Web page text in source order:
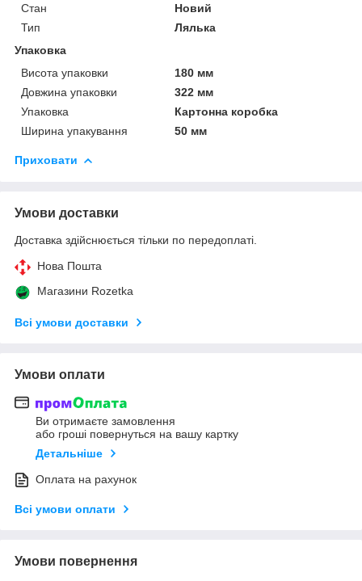
Стан
Новий
Тип
Лялька
Упаковка
Висота упаковки
180 мм
Довжина упаковки
322 мм
Упаковка
Картонна коробка
Ширина упакування
50 мм
Приховати
Умови доставки
Доставка здійснюється тільки по передоплаті.
Нова Пошта
Магазини Rozetka
Всі умови доставки
Умови оплати
Ви отримаєте замовлення
або гроші повернуться на вашу картку
Детальніше
Оплата на рахунок
Всі умови оплати
Умови повернення